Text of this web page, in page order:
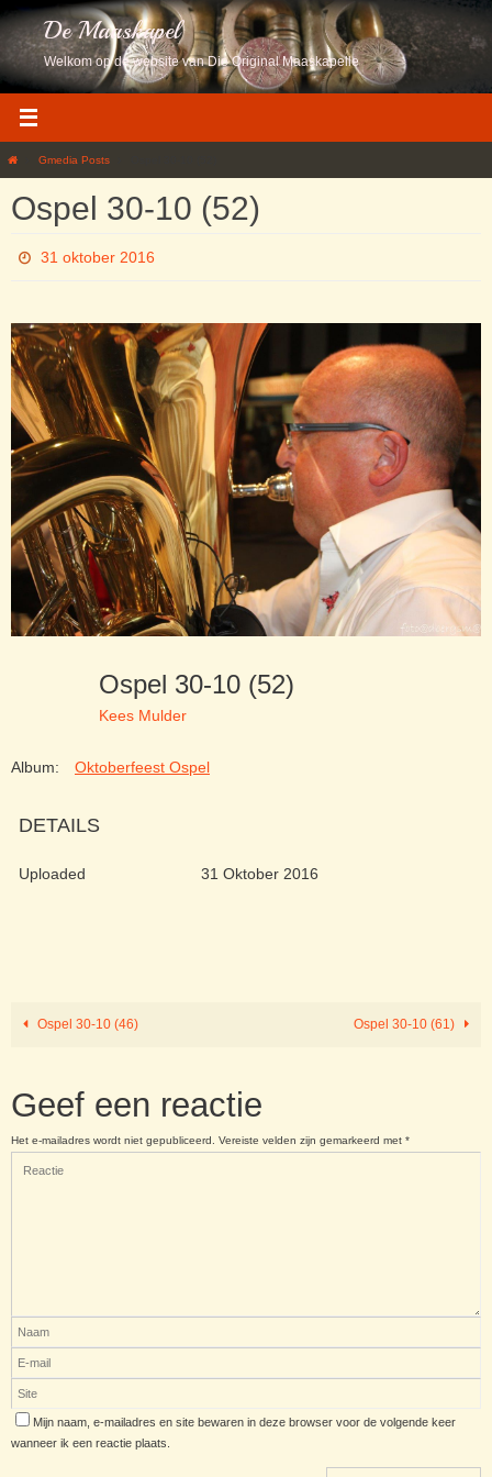
inhoud
De Maaskapel
Welkom op de website van Die Original Maaskapelle
HomeGmedia Posts
Ospel 30-10 (52)
31 oktober 2016
Ospel 30-10 (52)
Kees Mulder
Album: Oktoberfeest Ospel
DETAILS
Uploaded 31 Oktober 2016
Ospel 30-10 (46) Ospel 30-10 (61)
Geef een reactie
Het e-mailadres wordt niet gepubliceerd. Vereiste velden zijn gemarkeerd met *
Mijn naam, e-mailadres en site bewaren in deze browser voor de volgende keer
wanneer ik een reactie plaats.